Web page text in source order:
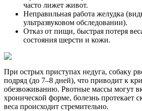
часто лижет живот.
Неправильная работа желудка
ультразвуковом обследовании).
Отказ от пищи, быстрая потеря
состояния шерсти и кожи.
При острых приступах недуга, собаку
подряд (до 7–8 дней), что приводит к
обезвоживанию. Рвотные массы могут
хронической форме, болезнь протекает
веса происходит стремительно.